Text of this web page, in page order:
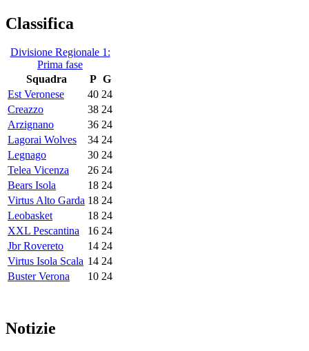
Classifica
Divisione Regionale 1:
Prima fase
Squadra
P G
Est Veronese
40 24
Creazzo
38 24
Arzignano
36 24
Lagorai Wolves
34 24
Legnago
30 24
Telea Vicenza
26 24
Bears Isola
18 24
Virtus Alto Garda 18 24
Leobasket
18 24
XXL Pescantina
16 24
Jbr Rovereto
14 24
Virtus Isola Scala 14 24
Buster Verona
10 24
Notizie